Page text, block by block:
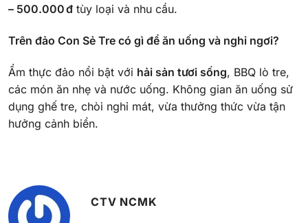
– 500.000 đ tùy loại và nhu cầu.
Trên đảo Con Sẻ Tre có gì để ăn uống và nghỉ ngơi?
Ẩm thực đảo nổi bật với hải sản tươi sống, BBQ lò tre,
các món ăn nhẹ và nước uống. Không gian ăn uống sử
dụng ghế tre, chòi nghỉ mát, vừa thưởng thức vừa tận
hưởng cảnh biển.
CTV NCMK